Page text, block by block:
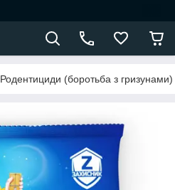
Родентициди (боротьба з гризунами)